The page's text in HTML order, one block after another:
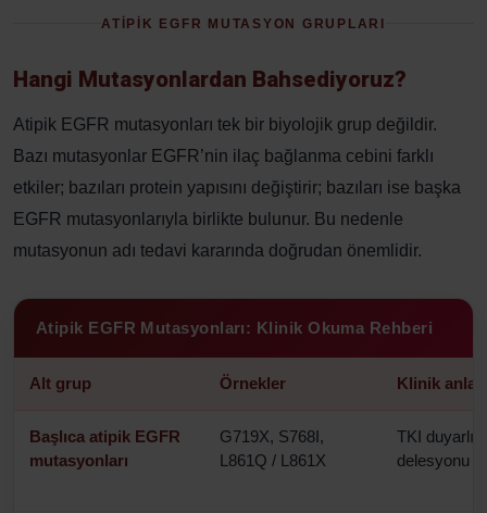
ATİPİK EGFR MUTASYON GRUPLARI
Hangi Mutasyonlardan Bahsediyoruz?
Atipik EGFR mutasyonları tek bir biyolojik grup değildir.
Bazı mutasyonlar EGFR’nin ilaç bağlanma cebini farklı
etkiler; bazıları protein yapısını değiştirir; bazıları ise başka
EGFR mutasyonlarıyla birlikte bulunur. Bu nedenle
mutasyonun adı tedavi kararında doğrudan önemlidir.
Atipik EGFR Mutasyonları: Klinik Okuma Rehberi
Alt grup Örnekler Klinik
Başlıca atipik EGFR
mutasyonları
G719X, S768I,
L861Q / L861X
TKI
delesyonu